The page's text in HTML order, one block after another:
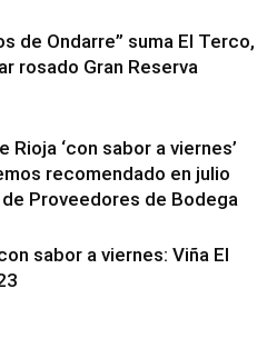
de Ondarre” suma El Terco,
rosado Gran Reserva
Rioja ‘con sabor a viernes’
recomendado en julio
de Proveedores de Bodega
sabor a viernes: Viña El